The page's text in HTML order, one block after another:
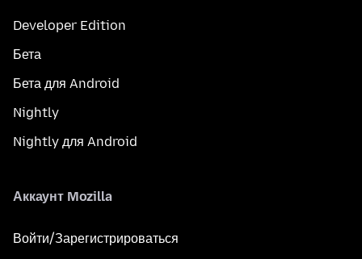
Developer Edition
Бета
Бета для Android
Nightly
Nightly для Android
Аккаунт Mozilla
Войти/Зарегистрироваться